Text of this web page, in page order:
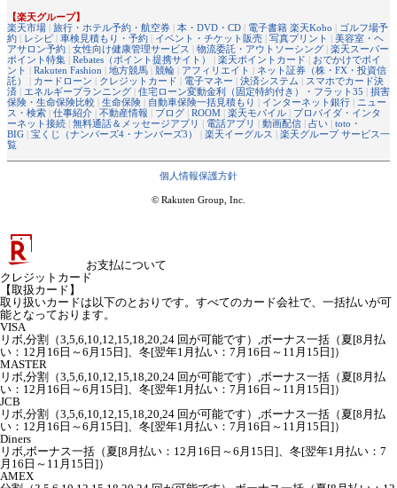
【楽天グループ】
楽天市場 | 旅行・ホテル予約・航空券 | 本・DVD・CD | 電子書籍 楽天Kobo | ゴルフ場予
約 | レシピ | 車検見積もり・予約 | イベント・チケット販売 | 写真プリント | 美容室・ヘ
アサロン予約 | 女性向け健康管理サービス | 物流委託・アウトソーシング | 楽天スーパー
ポイント特集 | Rebates（ポイント提携サイト） | 楽天ポイントカード | おでかけでポイ
ント | Rakuten Fashion | 地方競馬 | 競輪 | アフィリエイト | ネット証券（株・FX・投資信
託）
| カードローン | クレジットカード | 電子マネー | 決済システム | スマホでカード決
済 | エネルギープランニング | 住宅ローン変動金利（固定特約付き）・フラット35 | 損害
保険・生命保険比較 | 生命保険 | 自動車保険一括見積もり | インターネット銀行 | ニュー
ス・検索 | 仕事紹介 | 不動産情報 | ブログ | ROOM | 楽天モバイル | プロバイダ・インタ
ーネット接続 | 無料通話＆メッセージアプリ | 電話アプリ | 動画配信 | 占い | toto・
BIG | 宝くじ（ナンバーズ4・ナンバーズ3） | 楽天イーグルス | 楽天グループ サービス一
覧
個人情報保護方針
© Rakuten Group, Inc.
お支払について
クレジットカード
【取扱カード】
取り扱いカードは以下のとおりです。すべてのカード会社で、一括払いが可
能となっております。
VISA
リボ,分割（3,5,6,10,12,15,18,20,24 回が可能です）,ボーナス一括（夏[8月払
い：12月16日～6月15日]、冬[翌年1月払い：7月16日～11月15日]）
MASTER
リボ,分割（3,5,6,10,12,15,18,20,24 回が可能です）,ボーナス一括（夏[8月払
い：12月16日～6月15日]、冬[翌年1月払い：7月16日～11月15日]）
JCB
リボ,分割（3,5,6,10,12,15,18,20,24 回が可能です）,ボーナス一括（夏[8月払
い：12月16日～6月15日]、冬[翌年1月払い：7月16日～11月15日]）
Diners
リボ,ボーナス一括（夏[8月払い：12月16日～6月15日]、冬[翌年1月払い：7
月16日～11月15日]）
AMEX